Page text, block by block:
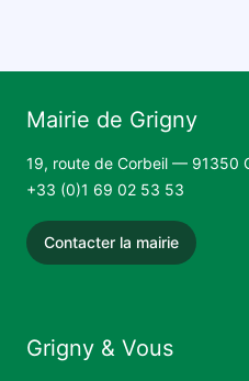
Mairie de Grigny
19, route de Corbeil — 91350
+33 (0)1 69 02 53 53
Contacter la mairie
Grigny & Vous